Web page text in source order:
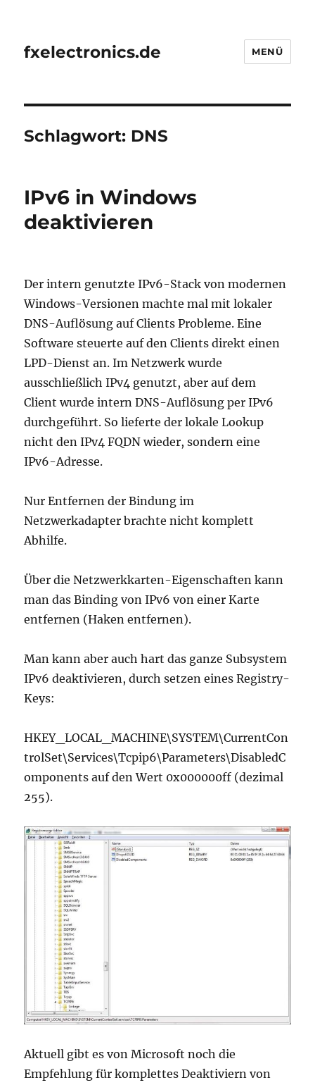
fxelectronics.de MENÜ
Schlagwort: DNS
IPv6 in Windows
deaktivieren
Der intern genutzte IPv6-Stack von modernen
Windows-Versionen machte mal mit lokaler
DNS-Auflösung auf Clients Probleme. Eine
Software steuerte auf den Clients direkt einen
LPD-Dienst an. Im Netzwerk wurde
ausschließlich IPv4 genutzt, aber auf dem
Client wurde intern DNS-Auflösung per IPv6
durchgeführt. So lieferte der lokale Lookup
nicht den IPv4 FQDN wieder, sondern eine
IPv6-Adresse.
Nur Entfernen der Bindung im
Netzwerkadapter brachte nicht komplett
Abhilfe.
Über die Netzwerkkarten-Eigenschaften kann
man das Binding von IPv6 von einer Karte
entfernen (Haken entfernen).
Man kann aber auch hart das ganze Subsystem
IPv6 deaktivieren, durch setzen eines Registry-
Keys:
HKEY_LOCAL_MACHINE\SYSTEM\CurrentCon
trolSet\Services\Tcpip6\Parameters\DisabledC
omponents auf den Wert 0x000000ff (dezimal
255).
Aktuell gibt es von Microsoft noch die
Empfehlung für komplettes Deaktiviern von